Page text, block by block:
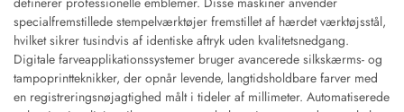
specialfremstillede stempelværktøjer fremstillet af hærdet værktøjsstål,
hvilket sikrer tusindvis af identiske aftryk uden kvalitetsnedgang.
Digitale farveapplikationssystemer bruger avancerede silkskærms- og
tampoprintteknikker, der opnår levende, langtidsholdbare farver med
en registreringsnøjagtighed målt i tideler af millimeter. Automatiserede